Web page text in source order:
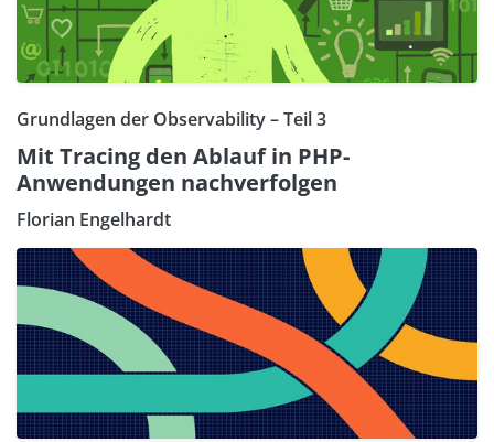
Grundlagen der Observability – Teil 3
Mit Tracing den Ablauf in PHP-
Anwendungen nachverfolgen
Florian Engelhardt